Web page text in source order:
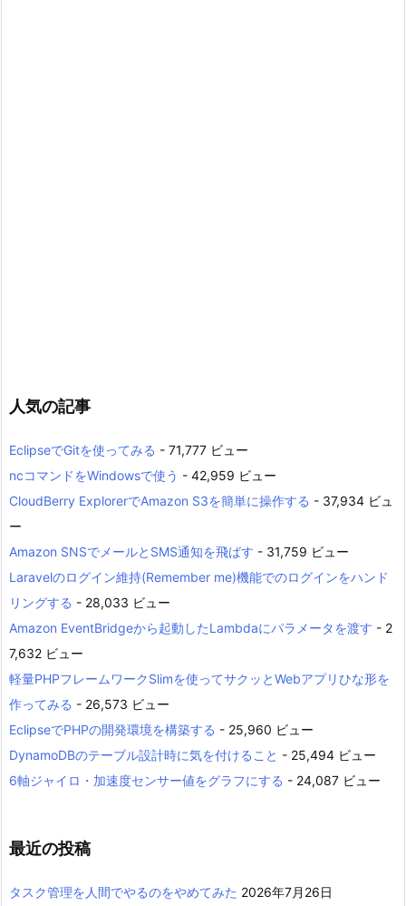
人気の記事
EclipseでGitを使ってみる - 71,777 ビュー
ncコマンドをWindowsで使う - 42,959 ビュー
CloudBerry ExplorerでAmazon S3を簡単に操作する - 37,934 ビュ
ー
Amazon SNSでメールとSMS通知を飛ばす - 31,759 ビュー
Laravelのログイン維持(Remember me)機能でのログインをハンド
リングする - 28,033 ビュー
Amazon EventBridgeから起動したLambdaにパラメータを渡す - 2
7,632 ビュー
軽量PHPフレームワークSlimを使ってサクッとWebアプリひな形を
作ってみる - 26,573 ビュー
EclipseでPHPの開発環境を構築する - 25,960 ビュー
DynamoDBのテーブル設計時に気を付けること - 25,494 ビュー
6軸ジャイロ・加速度センサー値をグラフにする - 24,087 ビュー
最近の投稿
タスク管理を人間でやるのをやめてみた 2026年7月26日